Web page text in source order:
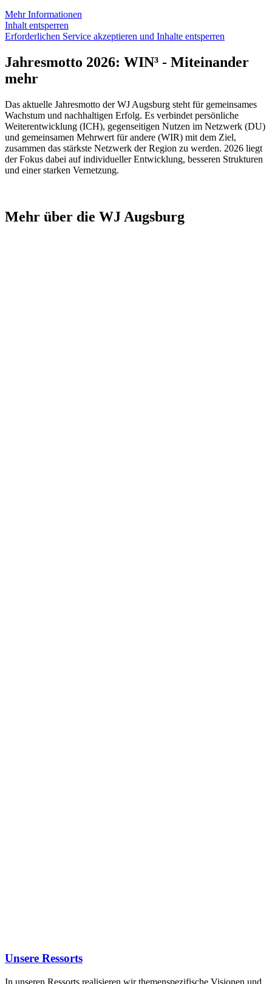
Mehr Informationen
Inhalt entsperren
Erforderlichen Service akzeptieren und Inhalte entsperren
Jahresmotto 2026: WIN³ - Miteinander
mehr
Das aktuelle Jahresmotto der WJ Augsburg steht für gemeinsames
Wachstum und nachhaltigen Erfolg. Es verbindet persönliche
Weiterentwicklung (ICH), gegenseitigen Nutzen im Netzwerk (DU)
und gemeinsamen Mehrwert für andere (WIR) mit dem Ziel,
zusammen das stärkste Netzwerk der Region zu werden. 2026 liegt
der Fokus dabei auf individueller Entwicklung, besseren Strukturen
und einer starken Vernetzung.
Mehr über die WJ Augsburg
Unsere Ressorts